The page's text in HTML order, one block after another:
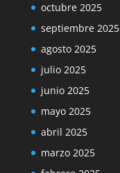
octubre 2025
septiembre 2025
agosto 2025
julio 2025
junio 2025
mayo 2025
abril 2025
marzo 2025